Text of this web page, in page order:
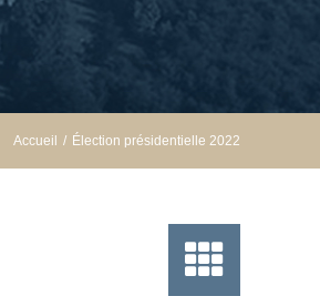
Accueil / Élection présidentielle 2022